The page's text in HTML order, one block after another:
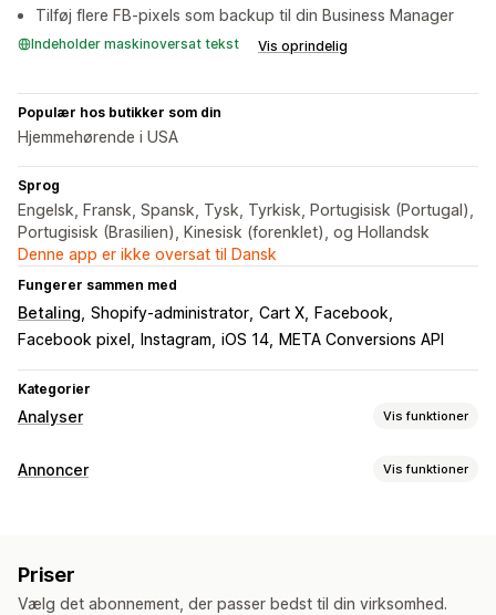
Tilføj flere FB-pixels som backup til din Business Manager
Indeholder maskinoversat tekst Vis oprindelig
Populær hos butikker som din
Hjemmehørende i USA
Sprog
Engelsk, Fransk, Spansk, Tysk, Tyrkisk, Portugisisk (Portugal),
Portugisisk (Brasilien), Kinesisk (forenklet), og Hollandsk
Denne app er ikke oversat til Dansk
Fungerer sammen med
Betaling Shopify-administrator Cart X
Facebook
Facebook pixel
Instagram iOS 14 META Conversions API
Kategorier
Analyser Vis funktioner
Kundeadfærd
Markedsføring og salg
Annoncer Vis funktioner
Hændelsesbaseret
Priser
Vælg det abonnement, der passer bedst til din virksomhed.